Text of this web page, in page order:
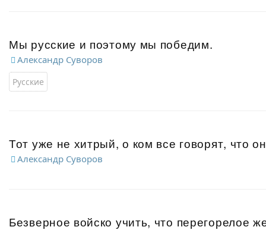
Мы русские и поэтому мы победим.
Александр Суворов
Русские
Тот уже не хитрый, о ком все говорят, что
Александр Суворов
Безверное войско учить, что перегорелое